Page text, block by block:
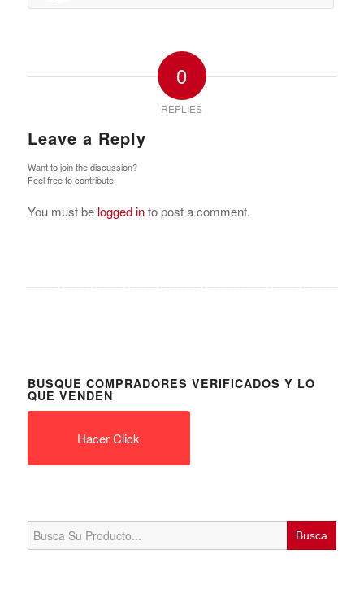
0
REPLIES
Leave a Reply
Want to join the discussion?
Feel free to contribute!
You must be logged into post a comment.
BUSQUE COMPRADORES VERIFICADOS Y LO
QUE VENDEN
Hacer Click
Search
for: